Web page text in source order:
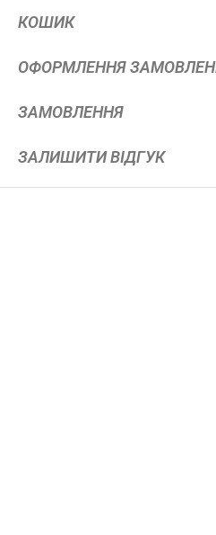
КОШИК
ОФОРМЛЕННЯ
ЗАМОВЛЕННЯ
ЗАЛИШИТИ ВІДГУК